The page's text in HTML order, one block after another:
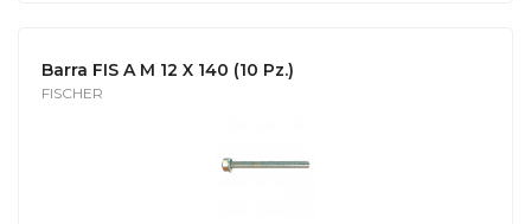
Barra FIS A M 12 X 140 (10 Pz.)
FISCHER